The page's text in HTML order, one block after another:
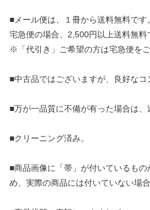
■メール便は、１冊から送料無料です。
宅急便の場合、2,500円以上送料無料
※「代引き」ご希望の方は宅急便をご
■中古品ではございますが、良好なコ
■万が一品質に不備が有った場合は、
■クリーニング済み。
■商品画像に「帯」が付いているも
め、実際の商品には付いていない場合